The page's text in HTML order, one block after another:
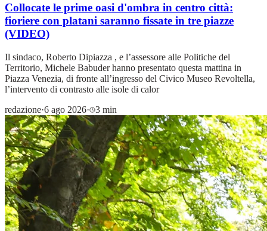
Collocate le prime oasi d'ombra in centro città:
fioriere con platani saranno fissate in tre piazze
(VIDEO)
Il sindaco, Roberto Dipiazza , e l’assessore alle Politiche del
Territorio, Michele Babuder hanno presentato questa mattina in
Piazza Venezia, di fronte all’ingresso del Civico Museo Revoltella,
l’intervento di contrasto alle isole di calor
redazione·6 ago 2026· 3 min